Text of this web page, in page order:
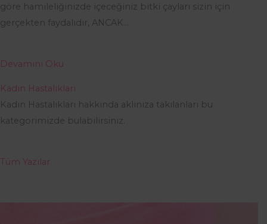
göre hamileliğinizde içeceğiniz bitki çayları sizin için
gerçekten faydalıdır, ANCAK…
Devamını Oku
Kadın Hastalıkları
Kadın Hastalıkları hakkında aklınıza takılanları bu
kategorimizde bulabilirsiniz.
Tüm Yazılar